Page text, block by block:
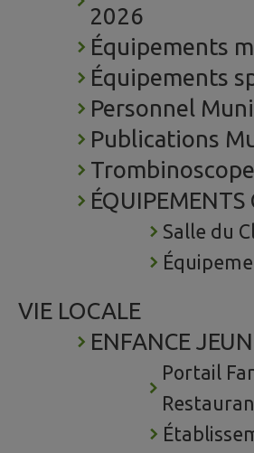
2026
Équipements
Équipements
Personnel
Publications
Trombinoscope
ÉQUIPEMENTS
Salle du
VIE LOCALE
ENFANCE
Portail